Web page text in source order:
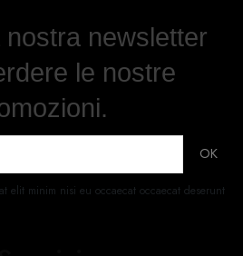
nostra newsletter
le nostre
elit minim nisi eu occaecat occaecat deserunt